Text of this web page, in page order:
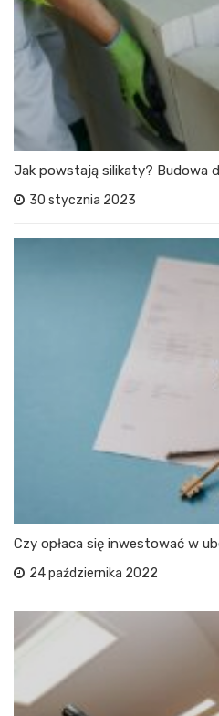
Jak powstają silikaty? Budowa
30 stycznia 2023
Czy opłaca się inwestować w
24 października 2022